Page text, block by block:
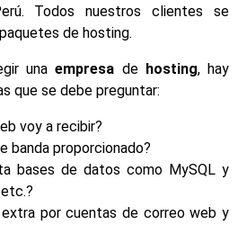
Todos nuestros clientes se
de hosting.
unaempresa de hosting, hay
que se debe preguntar:
voy a recibir?
banda proporcionado?
bases de datos como MySQL y
por cuentas de correo web y